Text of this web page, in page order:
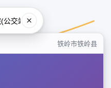
铁岭市铁岭县